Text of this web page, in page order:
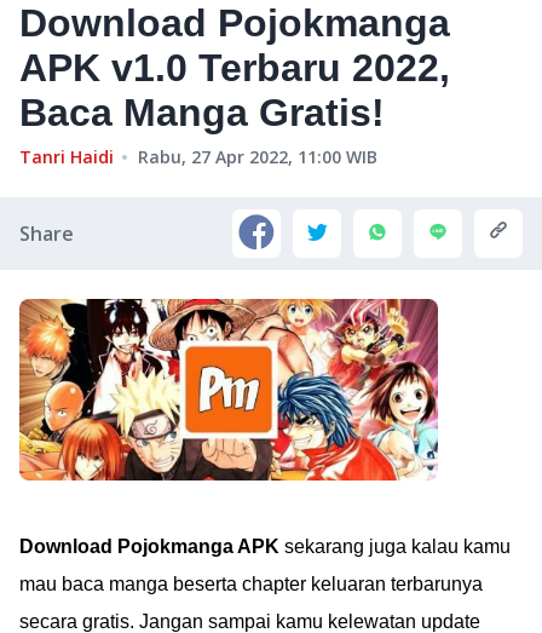
Download Pojokmanga
APK v1.0 Terbaru 2022,
Baca Manga Gratis!
Tanri Haidi Rabu, 27 Apr 2022, 11:00 WIB
Share
Download Pojokmanga APK sekarang juga kalau kamu
mau baca manga beserta chapter keluaran terbarunya
secara gratis. Jangan sampai kamu kelewatan update